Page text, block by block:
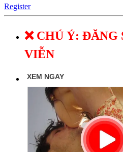
Register
❌ CHÚ Ý:
VIỄN